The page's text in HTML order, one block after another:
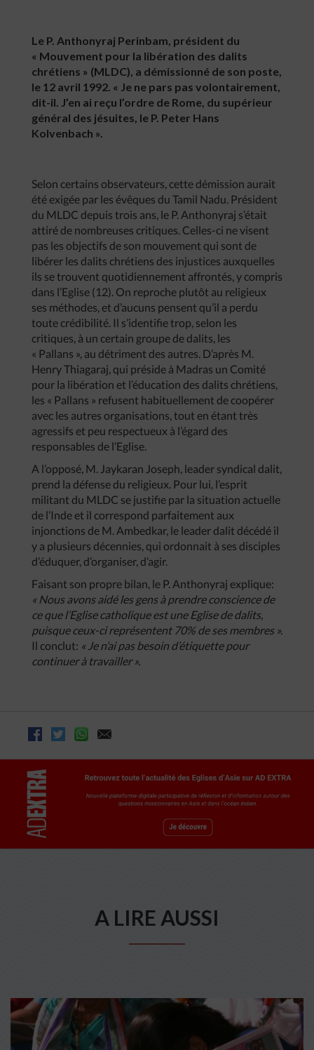
Le P. Anthonyraj Perinbam, président du
« Mouvement pour la libération des dalits
chrétiens » (MLDC), a démissionné de son poste,
le 12 avril 1992. « Je ne pars pas volontairement,
dit-il. J’en ai reçu l’ordre de Rome, du supérieur
général des jésuites, le P. Peter Hans
Kolvenbach ».
Selon certains observateurs, cette démission aurait
été exigée par les évêques du Tamil Nadu. Président
du MLDC depuis trois ans, le P. Anthonyraj s’était
attiré de nombreuses critiques. Celles-ci ne visent
pas les objectifs de son mouvement qui sont de
libérer les dalits chrétiens des injustices auxquelles
ils se trouvent quotidiennement affrontés, y compris
dans l’Eglise (12). On reproche plutôt au religieux
ses méthodes, et d’aucuns pensent qu’il a perdu
toute crédibilité. Il s’identifie trop, selon les
critiques, à un certain groupe de dalits, les
« Pallans », au détriment des autres. D’après M.
Henry Thiagaraj, qui préside à Madras un Comité
pour la libération et l’éducation des dalits chrétiens,
les « Pallans » refusent habituellement de coopérer
avec les autres organisations, tout en étant très
agressifs et peu respectueux à l’égard des
responsables de l’Eglise.
A l’opposé, M. Jaykaran Joseph, leader syndical dalit,
prend la défense du religieux. Pour lui, l’esprit
militant du MLDC se justifie par la situation actuelle
de l’Inde et il correspond parfaitement aux
injonctions de M. Ambedkar, le leader dalit décédé il
y a plusieurs décennies, qui ordonnait à ses disciples
d’éduquer, d’organiser, d’agir.
Faisant son propre bilan, le P. Anthonyraj explique:
« Nous avons aidé les gens à prendre conscience de
ce que l’Eglise catholique est une Eglise de dalits,
puisque ceux-ci représentent 70% de ses membres ».
Il conclut: « Je n’ai pas besoin d’étiquette pour
continuer à travailler ».
A LIRE AUSSI